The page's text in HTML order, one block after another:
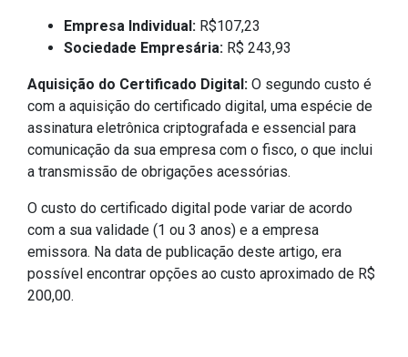
Empresa Individual: R$107,23
Sociedade Empresária: R$ 243,93
Aquisição do Certificado Digital: O segundo custo é
com a aquisição do certificado digital, uma espécie de
assinatura eletrônica criptografada e essencial para
comunicação da sua empresa com o fisco, o que inclui
a transmissão de obrigações acessórias.
O custo do certificado digital pode variar de acordo
com a sua validade (1 ou 3 anos) e a empresa
emissora. Na data de publicação deste artigo, era
possível encontrar opções ao custo aproximado de R$
200,00.